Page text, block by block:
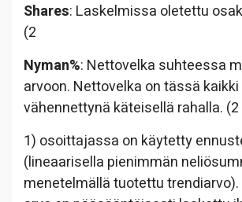
Shares: Laskelmissa oletettu
(2
Nyman%: Nettovelka suhteessa
arvoon. Nettovelka on tässä
vähennettynä käteisellä rahalla. (2
1) osoittajassa on käytetty
(lineaarisella pienimmän
menetelmällä tuotettu